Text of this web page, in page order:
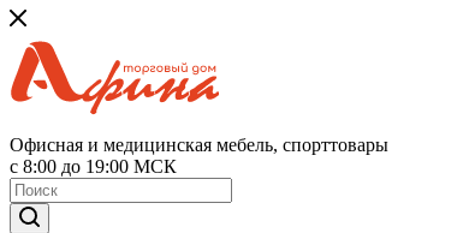
Офисная и медицинская мебель, спорттовары
с 8:00 до 19:00 МСК